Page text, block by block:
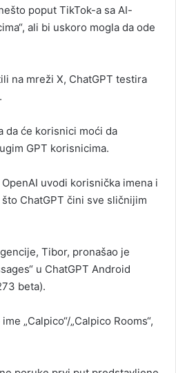
poput TikTok-a sa AI-
ali bi uskoro mogla da ode
na mreži X, ChatGPT testira
da će korisnici moći da
GPT korisnicima.
uvodi korisnička imena i
ChatGPT čini sve sličnijim
Tibor, pronašao je
u ChatGPT Android
beta).
„Calpico“/„Calpico Rooms“,